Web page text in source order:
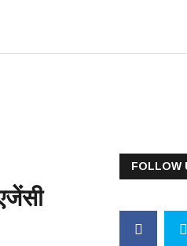
(Great Wall) के
– मैराथन का युद्ध, 🌍विश्व
FOLLOW